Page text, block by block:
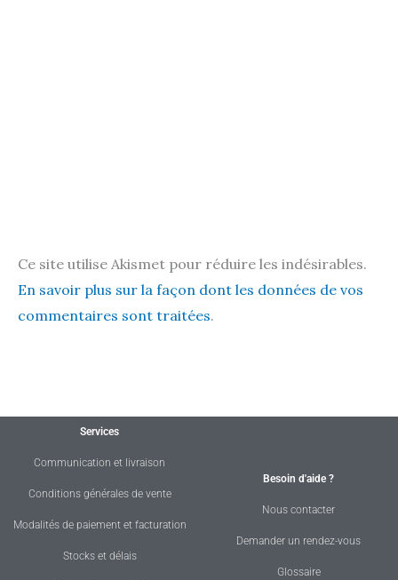
Ce site utilise Akismet pour réduire les indésirables.
En savoir plus sur la façon dont les données de vos
commentaires sont traitées.
Services
Communication et livraison
Conditions générales de vente
Modalités de paiement et facturation
Stocks et délais
Besoin d'aide ?
Nous contacter
Demander un rendez-vous
Glossaire